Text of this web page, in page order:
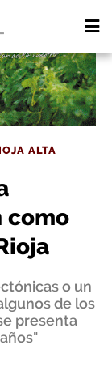
ALTA
como
o un
de los
presenta